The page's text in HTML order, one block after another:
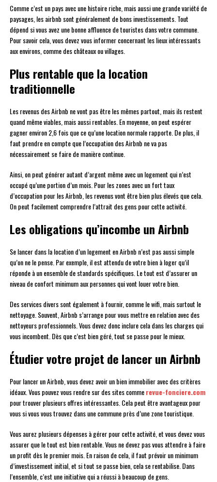
Comme c’est un pays avec une histoire riche, mais aussi une grande variété de
paysages, les airbnb sont généralement de bons investissements. Tout
dépend si vous avez une bonne affluence de touristes dans votre commune.
Pour savoir cela, vous devez vous informer concernant les lieux intéressants
aux environs, comme des châteaux ou villages.
Plus rentable que la location
traditionnelle
Les revenus des Airbnb ne vont pas être les mêmes partout, mais ils restent
quand même viables, mais aussi rentables. En moyenne, on peut espérer
gagner environ 2,6 fois que ce qu’une location normale rapporte. De plus, il
faut prendre en compte que l’occupation des Airbnb ne va pas
nécessairement se faire de manière continue.
Ainsi, on peut générer autant d’argent même avec un logement qui n’est
occupé qu’une portion d’un mois. Pour les zones avec un fort taux
d’occupation pour les Airbnb, les revenus vont être bien plus élevés que cela.
On peut facilement comprendre l’attrait des gens pour cette activité.
Les obligations qu’incombe un Airbnb
Se lancer dans la location d’un logement en Airbnb n’est pas aussi simple
qu’on ne le pense. Par exemple, il est attendu de votre bien à loger qu’il
réponde à un ensemble de standards spécifiques. Le tout est d’assurer un
niveau de confort minimum aux personnes qui vont louer votre bien.
Des services divers sont également à fournir, comme le wifi, mais surtout le
nettoyage. Souvent, Airbnb s’arrange pour vous mettre en relation avec des
nettoyeurs professionnels. Vous devez donc inclure cela dans les charges qui
vous incombent. Dès que c’est bien géré, tout se passe pour le mieux.
Étudier votre projet de lancer un Airbnb
Pour lancer un Airbnb, vous devez avoir un bien immobilier avec des critères
idéaux. Vous pouvez vous rendre sur des sites commerevue-fonciere.com
pour trouver plusieurs offres intéressantes. Cela peut être avantageux pour
vous si vous vous trouvez dans une commune près d’une zone touristique.
Vous aurez plusieurs dépenses à gérer pour cette activité, et vous devez vous
assurer que le tout est bien rentable. Vous ne devez pas vous attendre à faire
un profit dès le premier mois. En raison de cela, il faut prévoir un minimum
d’investissement initial, et si tout se passe bien, cela se rentabilise. Dans
l’ensemble, c’est une initiative qui a réussi à beaucoup de gens.